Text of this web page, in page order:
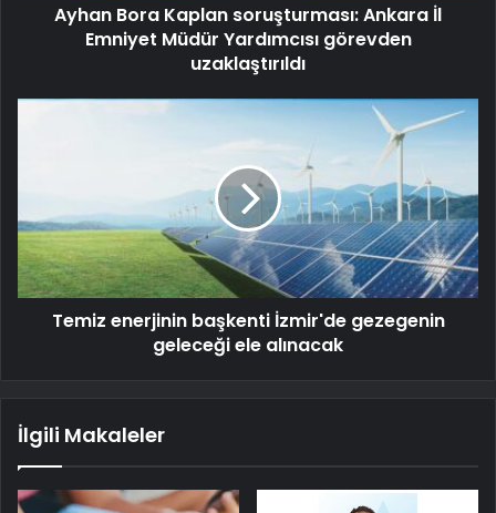
Ayhan Bora Kaplan soruşturması: Ankara İl
Emniyet Müdür Yardımcısı görevden
uzaklaştırıldı
Temiz enerjinin başkenti İzmir'de gezegenin
geleceği ele alınacak
İlgili Makaleler